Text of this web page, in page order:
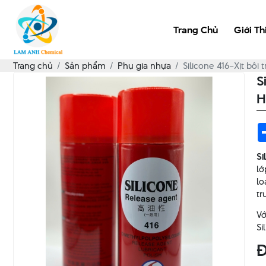
Trang Chủ Giới
Trang chủ Sản phẩm Phụ gia nhựa Silicone 416–Xịt